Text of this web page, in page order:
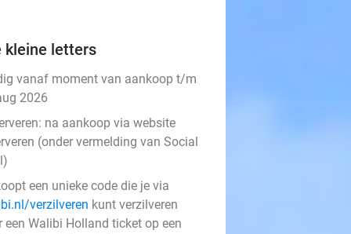
kleine letters
vanaf moment van aankoop t/m
2026
na aankoop via website
(onder vermelding van Social
een unieke code die je via
verzilveren kunt verzilveren
een Walibi Holland ticket op een